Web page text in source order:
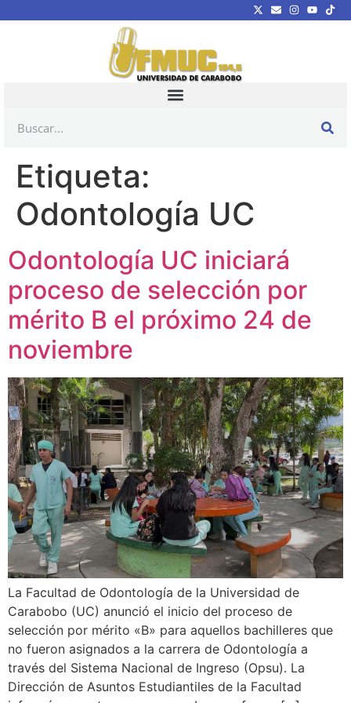
Etiqueta:
Odontología UC
Odontología UC iniciará
proceso de selección por
mérito B el próximo 24 de
noviembre
La Facultad de Odontología de la Universidad de
Carabobo (UC) anunció el inicio del proceso de
selección por mérito «B» para aquellos bachilleres que
no fueron asignados a la carrera de Odontología a
través del Sistema Nacional de Ingreso (Opsu). La
Dirección de Asuntos Estudiantiles de la Facultad